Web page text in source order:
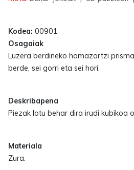
Kodea: 00901
Osagaiak
Luzera berdineko hamazortzi
berde, sei gorri eta sei hori.
Deskribapena
Piezak lotu behar dira irudi kubikoa
Materiala
Zura.